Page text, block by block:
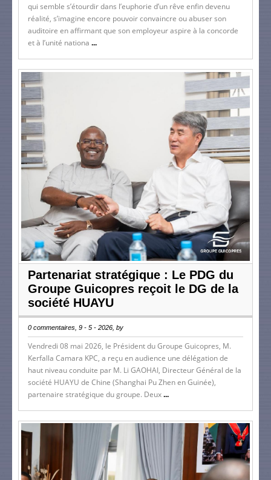
qui semble s’étourdir dans l’euphorie d’un rêve enfin devenu
réalité, s’imagine encore pouvoir convaincre ou abuser son
auditoire en affirmant que son employeur aspire à la concorde
et à l’unité nationa ...
Partenariat stratégique : Le PDG du
Groupe Guicopres reçoit le DG de la
société HUAYU
0 commentaires, 9 - 5 - 2026, by
Vendredi 08 mai 2026, le Président du Groupe Guicopres, M.
Kerfalla Camara KPC, a reçu en audience une délégation de
haut niveau conduite par M. Li GAOHAI, Directeur Général de la
société HUAYU de Chine (Shanghai Pu Zhen en Guinée),
partenaire stratégique du groupe. Deux...